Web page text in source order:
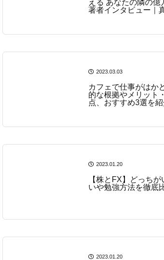
える あなたの隣の億
著者インタビュー｜
2023.03.03
カフェで仕事がはか
的な根拠やメリット
点、おすすめ3選を
2023.01.20
【株とFX】どっちが
いや勉強方法を徹底
2023.01.20